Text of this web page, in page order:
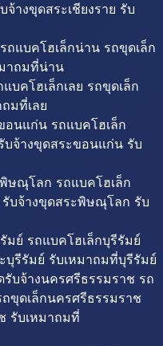
จ้างขุดสระเชียงราย รับ
แบคโฮเล็กน่าน รถขุดเล็ก
าถมที่น่าน
บคโฮเล็กเลย รถขุดเล็ก
มที่เลย
นแก่น รถแบคโฮเล็ก
จ้างขุดสระขอนแก่น รับ
ษณุโลก รถแบคโฮเล็ก
บจ้างขุดสระพิษณุโลก รับ
มย์ รถแบคโฮเล็กบุรีรัมย์
บุรีรัมย์ รับเหมาถมที่บุรีรัมย์
บจ้างนครศรีธรรมราช รถ
ขุดเล็กนครศรีธรรมราช
รับเหมาถมที่